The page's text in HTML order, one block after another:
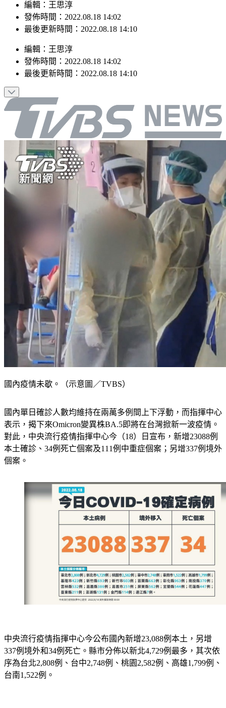
編輯：王思淳
發佈時間：2022.08.18 14:02
最後更新時間：2022.08.18 14:10
編輯 ： 王思淳
發佈時間： 2022.08.18 14:02
最後更新時間： 2022.08.18 14:10
國內疫情未歇。（示意圖／TVBS）
國內單日確診人數均維持在兩萬多例間上下浮動，而指揮中心
表示，揭下來Omicron變異株BA.5即將在台灣掀新一波疫情。
對此，中央流行疫情指揮中心今（18）日宣布，新增23088例
本土確診、34例死亡個案及111例中重症個案；另增337例境外
個案。
中央流行疫情指揮中心今公布國內新增23,088例本土，另增
337例境外和34例死亡。縣市分佈以新北4,729例最多，其次依
序為台北2,808例、台中2,748例、桃園2,582例、高雄1,799例、
台南1,522例。